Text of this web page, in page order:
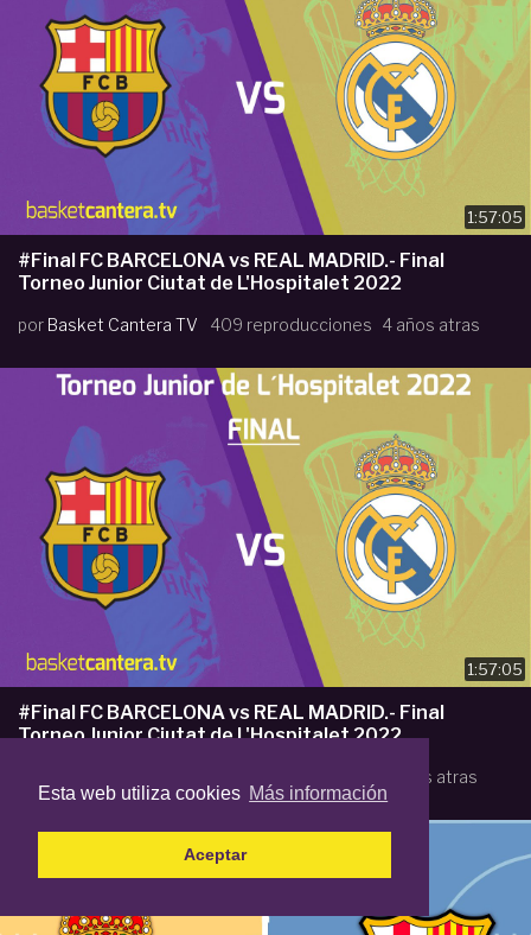
Esta web utiliza cookies Más información
Aceptar
1:57:05
#Final FC BARCELONA vs REAL MADRID.- Final
Torneo Junior Ciutat de L'Hospitalet 2022
por Basket Cantera TV 409 reproducciones 4 años atras
1:57:05
#Final FC BARCELONA vs REAL MADRID.- Final
Torneo Junior Ciutat de L'Hospitalet 2022
3 años atras